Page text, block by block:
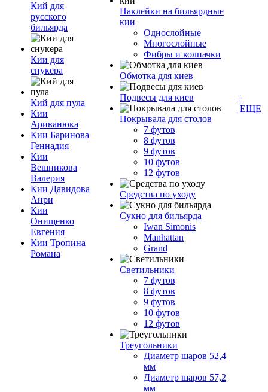
Кий для
русского
бильярда
Кии для
снукера
Кий для пула
Кии
Ариванюка
Кии Баринова
Геннадия
Кии
Вешникова
Валерия
Кии Давидова
Анри
Кии
Онищенко
Евгения
Кии Тропина
Романа
Наклейки на бильярдные
кии
Однослойные
Многослойные
Фибры и колпачки
Обмотка для киев
Подвесы для киев
Покрывала для столов
7 футов
8 футов
9 футов
10 футов
12 футов
Средства по уходу
Сукно для бильярда
Iwan Simonis
Manhattan
Grand
Светильники
7 футов
8 футов
9 футов
10 футов
12 футов
Треугольники
Диаметр шаров 52,4
мм
Диаметр шаров 57,2
мм
+
ЕЩЕ